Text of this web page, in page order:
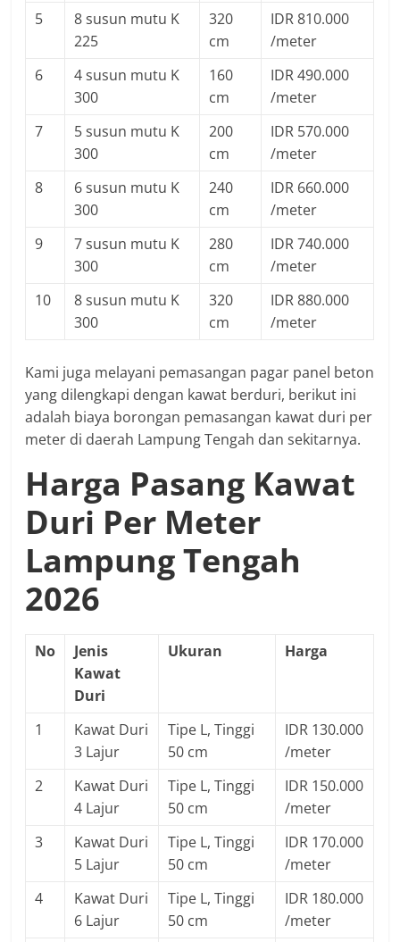
5
8 susun mutu K
225
320
cm
IDR 810.000
/meter
6
4 susun mutu K
300
160
cm
IDR 490.000
/meter
7
5 susun mutu K
300
200
cm
IDR 570.000
/meter
8
6 susun mutu K
300
240
cm
IDR 660.000
/meter
9
7 susun mutu K
300
280
cm
IDR 740.000
/meter
10
8 susun mutu K
300
320
cm
IDR 880.000
/meter
Kami juga melayani pemasangan pagar panel beton
yang dilengkapi dengan kawat berduri, berikut ini
adalah biaya borongan pemasangan kawat duri per
meter di daerah Lampung Tengah dan sekitarnya.
Harga Pasang Kawat
Duri Per Meter
Lampung Tengah
2026
No
Jenis
Kawat
Duri
Ukuran Harga
1
Kawat Duri
3 Lajur
Tipe L, Tinggi
50 cm
IDR 130.000
/meter
2
Kawat Duri
4 Lajur
Tipe L, Tinggi
50 cm
IDR 150.000
/meter
3
Kawat Duri
5 Lajur
Tipe L, Tinggi
50 cm
IDR 170.000
/meter
4
Kawat Duri
6 Lajur
Tipe L, Tinggi
50 cm
IDR 180.000
/meter